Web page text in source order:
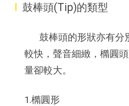
I 鼓棒頭(Tip)的類型
鼓棒頭的形狀亦有分
較快，聲音細緻，橢圓
量卻較大。
1.橢圓形